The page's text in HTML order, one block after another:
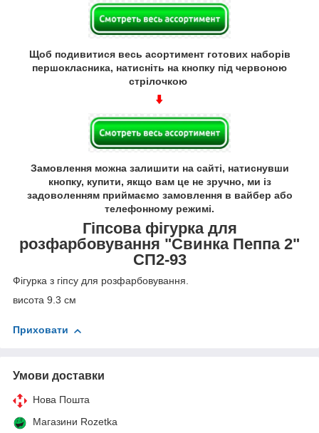
Щоб подивитися весь асортимент готових наборів
першокласника, натисніть на кнопку під червоною
стрілочкою
Замовлення можна залишити на сайті, натиснувши
кнопку, купити, якщо вам це не зручно, ми із
задоволенням приймаємо замовлення в вайбер або
телефонному режимі.
Гіпсова фігурка для
розфарбовування "Свинка Пеппа 2"
СП2-93
Фігурка з гіпсу для розфарбовування.
висота 9.3 см
Приховати
Умови доставки
Нова Пошта
Магазини Rozetka